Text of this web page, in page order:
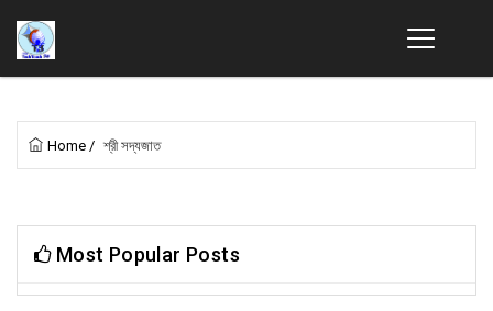
Home / শ্রী সদ্যজাত
Most Popular Posts